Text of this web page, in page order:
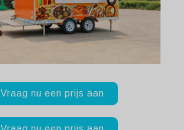
Vraag nu een prijs aan